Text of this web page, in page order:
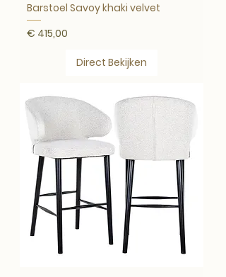
Barstoel Savoy khaki velvet
Prijs
€ 415,00
Direct Bekijken